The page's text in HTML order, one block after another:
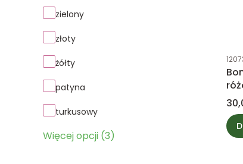
zielony
złoty
żółty
patyna
turkusowy
Więcej opcji (3)
Kod